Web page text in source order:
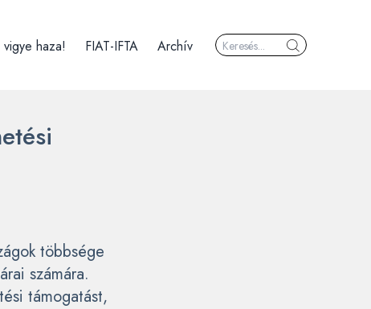
haza! FIAT-IFTA Archív
többsége
számára.
támogatást,